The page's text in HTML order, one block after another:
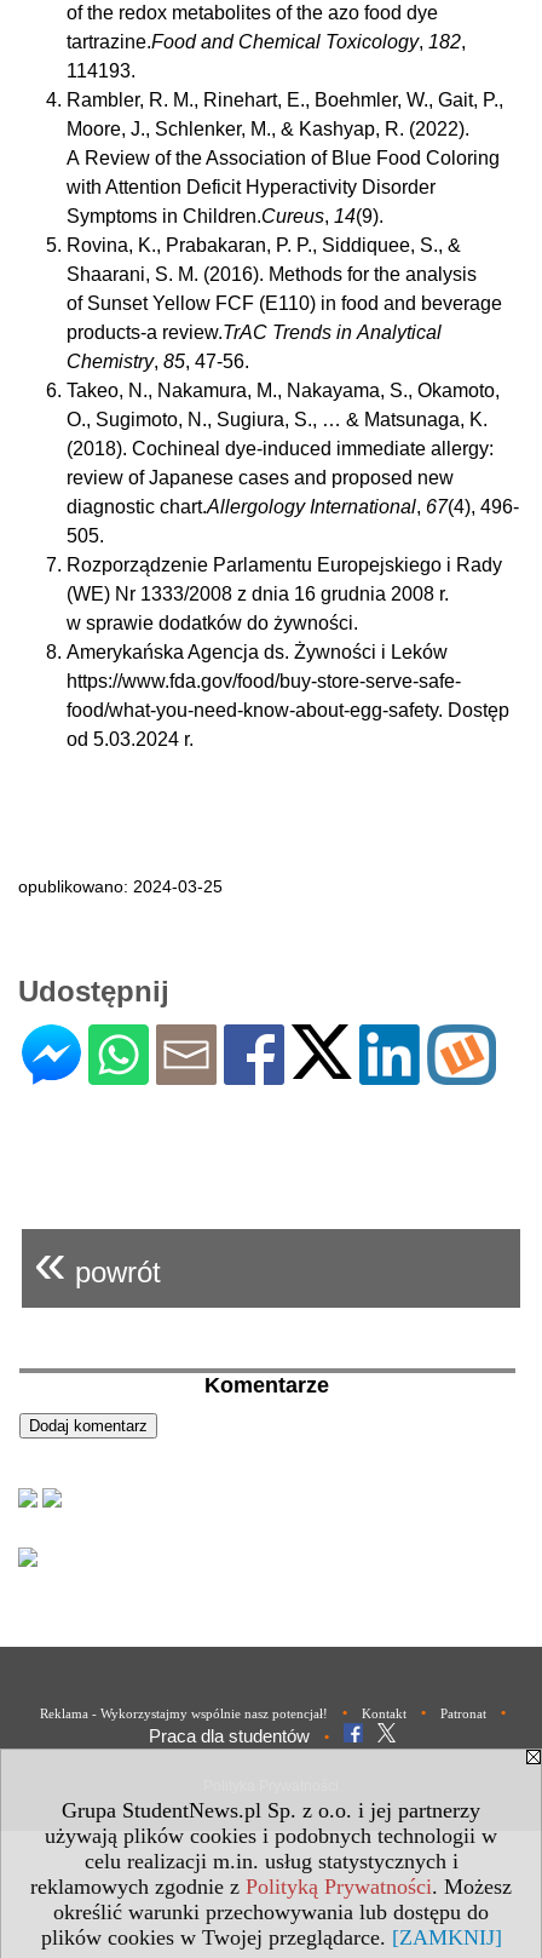
Grupa StudentNews.pl Sp. z o.o. i jej partnerzy
używają plików cookies i podobnych technologii w
celu realizacji m.in. usług statystycznych i
reklamowych zgodnie z Polityką Prywatności. Możesz
określić warunki przechowywania lub dostępu do
plików cookies w Twojej przeglądarce. [ZAMKNIJ]
of the redox metabolites of the azo food dye
tartrazine.Food and Chemical Toxicology, 182,
114193.
Rambler, R. M., Rinehart, E., Boehmler, W., Gait, P.,
Moore, J., Schlenker, M., & Kashyap, R. (2022).
A Review of the Association of Blue Food Coloring
with Attention Deficit Hyperactivity Disorder
Symptoms in Children.Cureus, 14(9).
Rovina, K., Prabakaran, P. P., Siddiquee, S., &
Shaarani, S. M. (2016). Methods for the analysis
of Sunset Yellow FCF (E110) in food and beverage
products-a review.TrAC Trends in Analytical
Chemistry, 85, 47-56.
Takeo, N., Nakamura, M., Nakayama, S., Okamoto,
O., Sugimoto, N., Sugiura, S., … & Matsunaga, K.
(2018). Cochineal dye-induced immediate allergy:
review of Japanese cases and proposed new
diagnostic chart.Allergology International, 67(4), 496-
505.
Rozporządzenie Parlamentu Europejskiego i Rady
(WE) Nr 1333/2008 z dnia 16 grudnia 2008 r.
w sprawie dodatków do żywności.
Amerykańska Agencja ds. Żywności i Leków
https://www.fda.gov/food/buy-store-serve-safe-
food/what-you-need-know-about-egg-safety. Dostęp
od 5.03.2024 r.
opublikowano: 2024-03-25
Udostępnij
« powrót
Komentarze
Reklama - Wykorzystajmy wspólnie nasz potencjał! • Kontakt • Patronat •
Praca dla studentów •